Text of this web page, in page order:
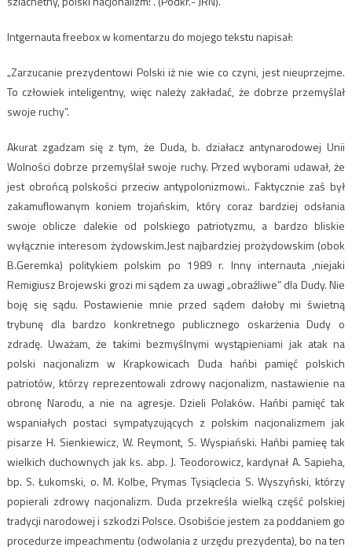
Intgernauta freebox w komentarzu do mojego tekstu napisał:
„Zarzucanie prezydentowi Polski iż nie wie co czyni, jest nieuprzejme.
To człowiek inteligentny, więc należy zakładać, że dobrze przemyślał
swoje ruchy”.
Akurat zgadzam się z tym, że Duda, b. działacz antynarodowej Unii
Wolności dobrze przemyślał swoje ruchy. Przed wyborami udawał, że
jest obrońcą polskości przeciw antypolonizmowi.. Faktycznie zaś był
zakamuflowanym koniem trojańskim, który coraz bardziej odsłania
swoje oblicze dalekie od polskiego patriotyzmu, a bardzo bliskie
wyłącznie interesom żydowskim.Jest najbardziej prożydowskim (obok
B.Geremka) politykiem polskim po 1989 r. Inny internauta ,niejaki
Remigiusz Brojewski grozi mi sądem za uwagi „obraźliwe” dla Dudy. Nie
boję się sądu. Postawienie mnie przed sądem dałoby mi świetną
trybunę dla bardzo konkretnego publicznego oskarżenia Dudy o
zdradę. Uważam, że takimi bezmyślnymi wystąpieniami jak atak na
polski nacjonalizm w Krapkowicach Duda hańbi pamięć polskich
patriotów, którzy reprezentowali zdrowy nacjonalizm, nastawienie na
obronę Narodu, a nie na agresje. Dzieli Polaków. Hańbi pamięć tak
wspaniałych postaci sympatyzujących z polskim nacjonalizmem jak
pisarze H. Sienkiewicz, W. Reymont, S. Wyspiański. Hańbi pamieę tak
wielkich duchownych jak ks. abp. J. Teodorowicz, kardynał A. Sapieha,
bp. S. Łukomski, o. M. Kolbe, Prymas Tysiąclecia S. Wyszyński, którzy
popierali zdrowy nacjonalizm. Duda przekreśla wielką część polskiej
tradycji narodowej i szkodzi Polsce. Osobiście jestem za poddaniem go
procedurze impeachmentu (odwolania z urzędu prezydenta), bo na ten